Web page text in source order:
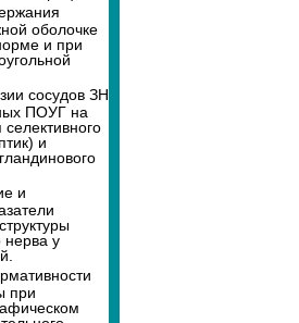
оболочке
и при
сосудов ЗН
ПОУГ на
и
и
нерва у
при